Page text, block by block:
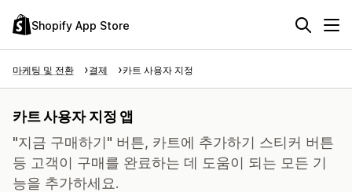
Shopify App Store
마케팅 및 전환 결제 카트 사용자 지정
카트 사용자 지정 앱
"지금 구매하기" 버튼, 카트에 추가하기 스티커 버튼
등 고객이 구매를 완료하는 데 도움이 되는 모든 기
능을 추가하세요.